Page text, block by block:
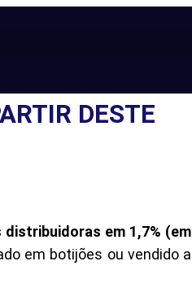
DESTE
em 1,7% (em
em botijões ou vendido a